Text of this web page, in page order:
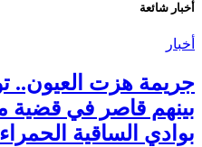
أخبار شائعة
أخبار
بينهم قاصر في قضية
بوادي الساقية الحمراء